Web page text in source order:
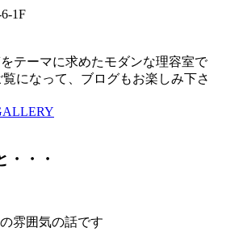
1F
テーマに求めたモダンな理容室で
になって、ブログもお楽しみ下さ
・・・
雰囲気の話です